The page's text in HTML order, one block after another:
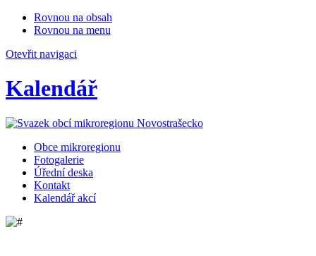
Rovnou na obsah
Rovnou na menu
Otevřit navigaci
Kalendář
Obce mikroregionu
Fotogalerie
Úřední deska
Kontakt
Kalendář akcí